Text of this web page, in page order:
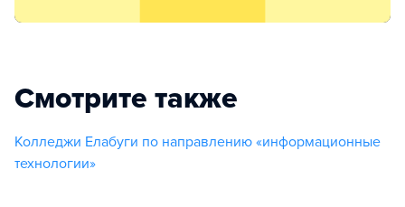
Смотрите также
Колледжи Елабуги по направлению «информационные
технологии»